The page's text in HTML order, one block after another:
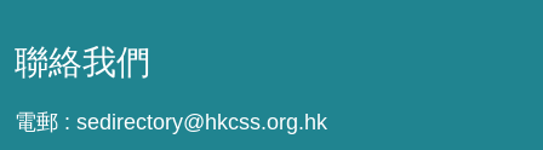
聯絡我們
電郵 : sedirectory@hkcss.org.hk